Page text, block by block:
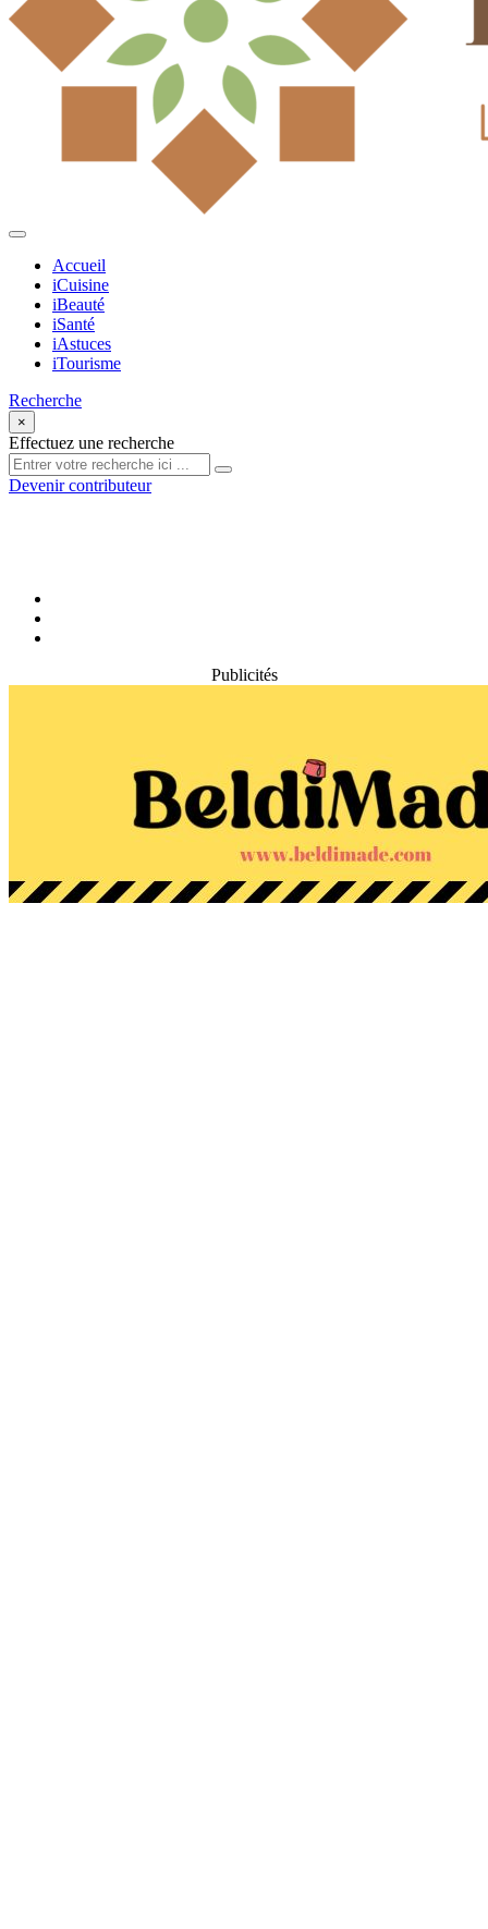
Accueil
iCuisine
iBeauté
iSanté
iAstuces
iTourisme
Recherche
×
Effectuez une recherche
Devenir contributeur
Publicités